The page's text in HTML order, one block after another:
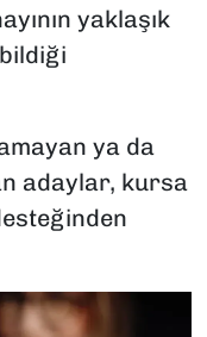
yaklaşık
ya da
adaylar, kursa